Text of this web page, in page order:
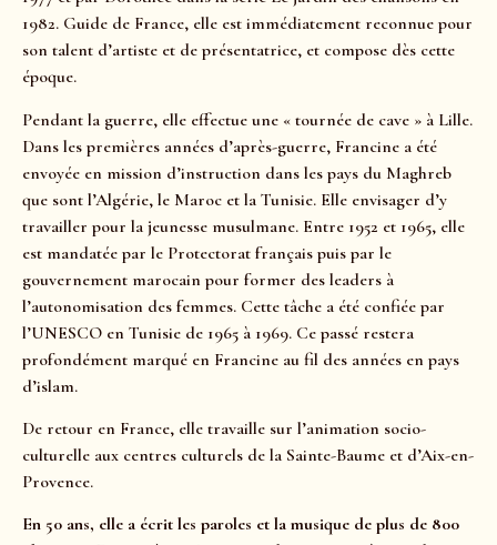
1982. Guide de France, elle est immédiatement reconnue pour
son talent d’artiste et de présentatrice, et compose dès cette
époque.
Pendant la guerre, elle effectue une « tournée de cave » à Lille.
Dans les premières années d’après-guerre, Francine a été
envoyée en mission d’instruction dans les pays du Maghreb
que sont l’Algérie, le Maroc et la Tunisie. Elle envisager d’y
travailler pour la jeunesse musulmane. Entre 1952 et 1965, elle
est mandatée par le Protectorat français puis par le
gouvernement marocain pour former des leaders à
l’autonomisation des femmes. Cette tâche a été confiée par
l’UNESCO en Tunisie de 1965 à 1969. Ce passé restera
profondément marqué en Francine au fil des années en pays
d’islam.
De retour en France, elle travaille sur l’animation socio-
culturelle aux centres culturels de la Sainte-Baume et d’Aix-en-
Provence.
En 50 ans, elle a écrit les paroles et la musique de plus de 800